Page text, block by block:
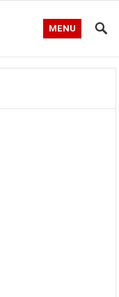
MENU